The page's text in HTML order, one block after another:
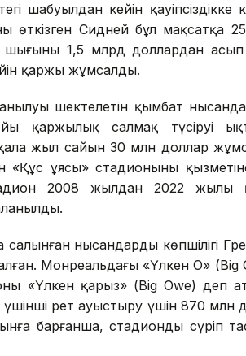
шабуылдан кейін қауіпсіздікке
өткізген Сидней бұл мақсатқа
1,5 млрд доллардан асып
қаржы жұмсалды.
шектелетін қымбат
қаржылық салмақ түсіруі
жыл сайын 30 млн доллар
«Құс ұясы» стадионының
2008 жылдан 2022 жылы
нысандардың көпшілігі
Монреальдағы «Үлкен О» (Big
«Үлкен қарыз» (Big Owe) деп
рет ауыстыру үшін 870 млн
барғанша, стадионды сүріп